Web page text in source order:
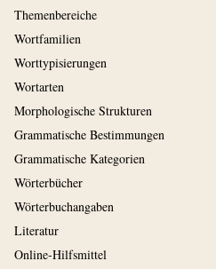
Themenbereiche
Wortfamilien
Worttypisierungen
Wortarten
Morphologische Strukturen
Grammatische Bestimmungen
Grammatische Kategorien
Wörterbücher
Wörterbuchangaben
Literatur
Online-Hilfsmittel